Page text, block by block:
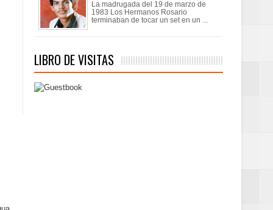
La madrugada del 19 de marzo de
1983 Los Hermanos Rosario
terminaban de tocar un set en un ...
LIBRO DE VISITAS